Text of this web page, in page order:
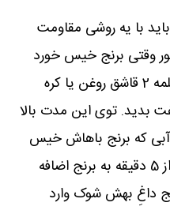
با یه روشی مقاومت
وقتی برنج خیس خورد
آبشو کنار بگذارید داخل یک قابلمه 2 قاشق روغن یا کره
توش تفت بدید. توی این مدت بالا
که برنج باهاش خیس
خورده بود رو جوش بیارید بعد از 5 دقیقه به برنج اضافه
داغِ بهش شوک وارد